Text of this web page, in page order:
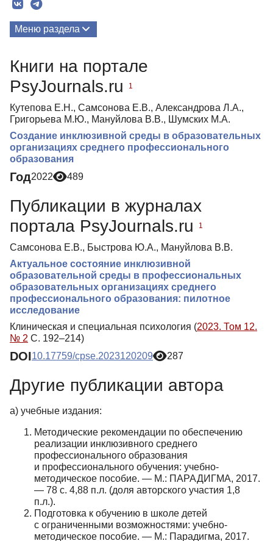
Меню раздела
Книги на портале
PsyJournals.ru
1
Кутепова Е.Н., Самсонова Е.В., Александрова Л.А.,
Григорьева М.Ю., Мануйлова В.В., Шумских М.А.
Создание инклюзивной среды в образовательных
организациях среднего профессионального
образования
Год2022 489
Публикации в журналах
портала PsyJournals.ru
1
Самсонова Е.В., Быстрова Ю.А., Мануйлова В.В.
Актуальное состояние инклюзивной
образовательной среды в профессиональных
образовательных организациях среднего
профессионального образования: пилотное
исследование
Клиническая и специальная психология (2023. Том 12.
№ 2 С. 192–214)
DOI10.17759/cpse.2023120209 287
Другие публикации автора
а) учебные издания:
Методические рекомендации по обеспечению
реализации инклюзивного среднего
профессионального образования
и профессионального обучения: учебно-
методическое пособие. — М.: ПАРАДИГМА, 2017.
— 78 с. 4,88 п.л. (доля авторского участия 1,8
п.л.).
Подготовка к обучению в школе детей
с ограниченными возможностями: учебно-
методическое пособие. — М.: Парадигма, 2017.